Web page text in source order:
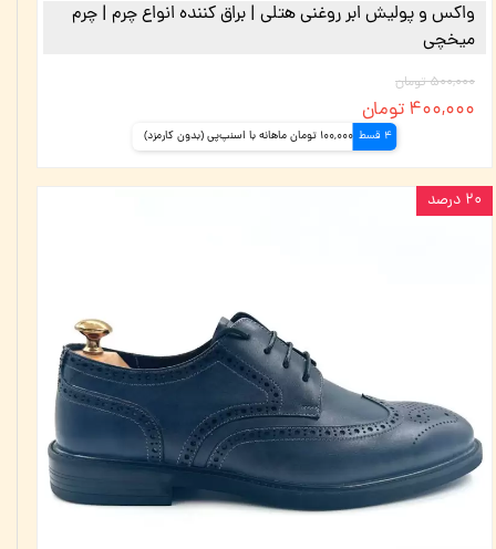
واکس و پولیش ابر روغنی هتلی |‌ براق کننده انواع چرم |‌ چرم
میخچی
۵۰۰,۰۰۰ تومان
۴۰۰,۰۰۰ تومان
4 قسط 100,000 تومان ماهانه با اسنپ‌پی (بدون کارمزد)
۲۰ درصد